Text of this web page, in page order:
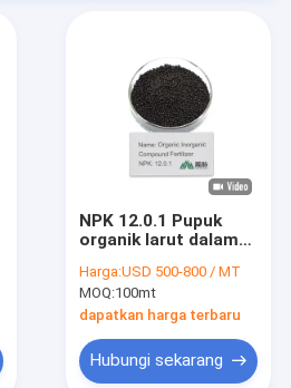
NPK 12.0.1 Pupuk
organik larut dalam
Untuk tanah yang
sehat dan tanaman
yang subur
Harga:USD 500-800 / MT
MOQ:100mt
dapatkan harga terbaru
Hubungi sekarang